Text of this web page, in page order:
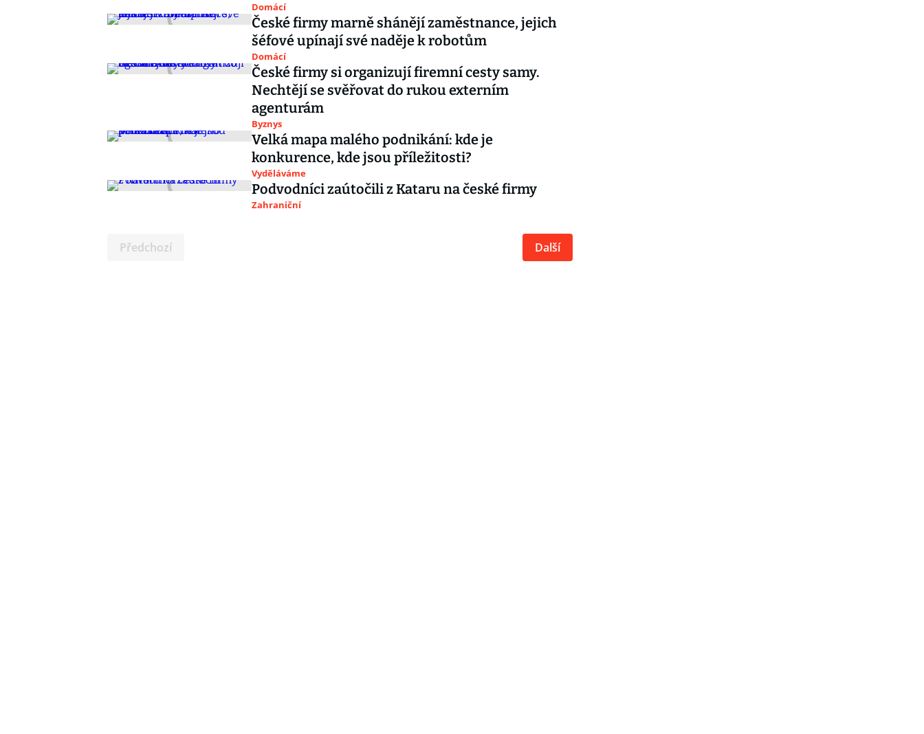
Domácí
České firmy marně shánějí zaměstnance, jejich
šéfové upínají své naděje k robotům
Domácí
České firmy si organizují firemní cesty samy.
Nechtějí se svěřovat do rukou externím
agenturám
Byznys
Velká mapa malého podnikání: kde je
konkurence, kde jsou příležitosti?
Vyděláváme
Podvodníci zaútočili z Kataru na české firmy
Zahraniční
Předchozí Další